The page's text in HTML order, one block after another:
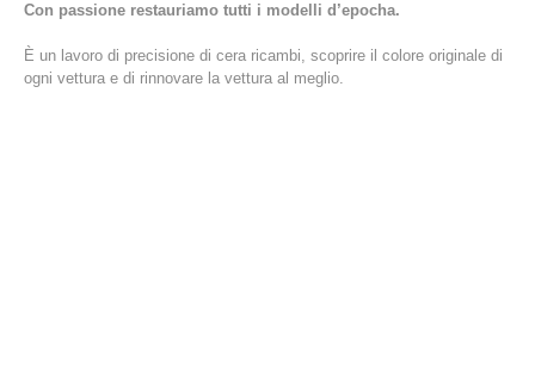
Con passione restauriamo tutti i modelli d’epocha.
È un lavoro di precisione di cera ricambi, scoprire il colore originale di
ogni vettura e di rinnovare la vettura al meglio.